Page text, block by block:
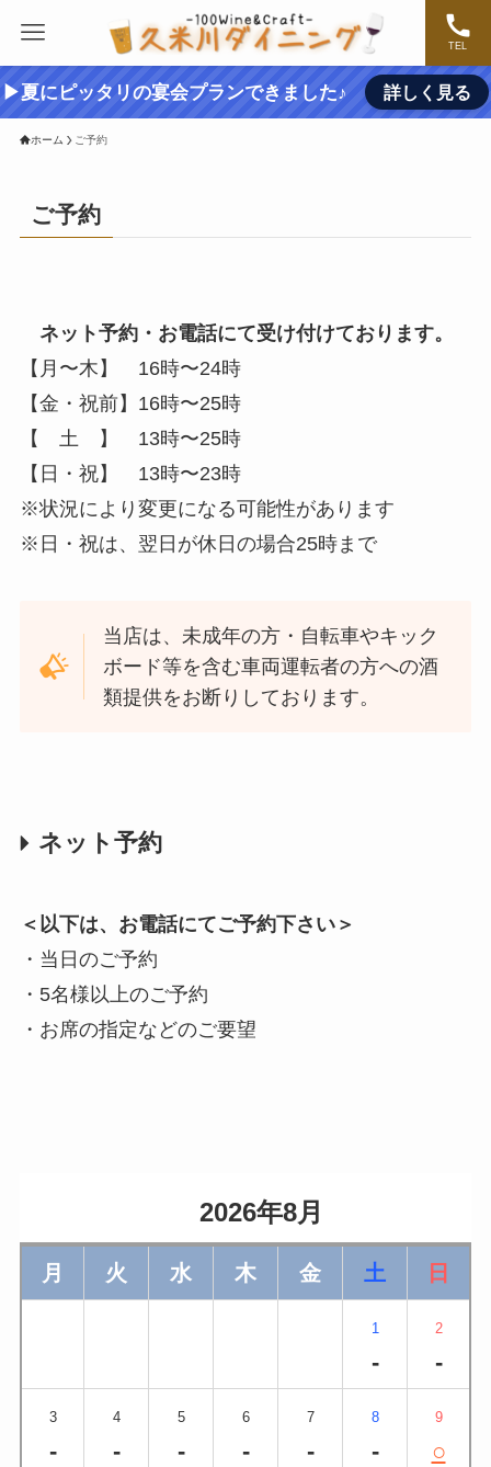
TEL
▶夏にピッタリの宴会プランできました♪ 詳しく見る
ホーム ご予約
ご予約
ネット予約・お電話にて受け付けております。
【月〜木】 16時〜24時
【金・祝前】16時〜25時
【 土 】 13時〜25時
【日・祝】 13時〜23時
※状況により変更になる可能性があります
※日・祝は、翌日が休日の場合25時まで
当店は、未成年の方・自転車やキック
ボード等を含む車両運転者の方への酒
類提供をお断りしております。
ネット予約
＜以下は、お電話にてご予約下さい＞
・当日のご予約
・5名様以上のご予約
・お席の指定などのご要望
                    2026年8月
月 火 水 木 金 土 日
1
-
2
-
3
-
4
-
5
-
6
-
7
-
8
-
9
○